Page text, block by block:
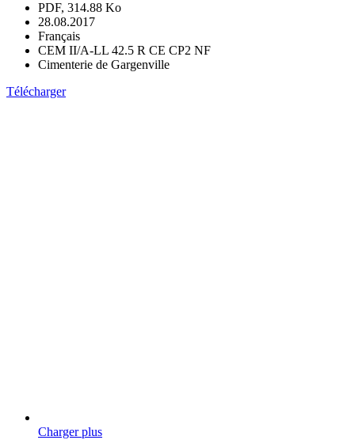
PDF, 314.88 Ko
28.08.2017
Français
CEM II/A-LL 42.5 R CE CP2 NF
Cimenterie de Gargenville
Télécharger
Charger plus